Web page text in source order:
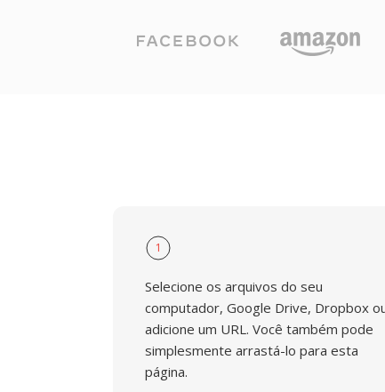
1
Selecione os arquivos do seu
computador, Google Drive, Dropbox
adicione um URL. Você também pode
simplesmente arrastá-lo para esta
página.